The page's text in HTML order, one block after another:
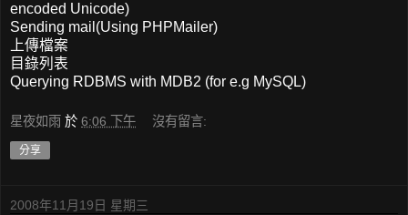
encoded Unicode)
Sending mail(Using PHPMailer)
上傳檔案
目錄列表
Querying RDBMS with MDB2 (for e.g MySQL)
星夜如雨 於 6:06 下午 沒有留言:
分享
2008年11月19日 星期三